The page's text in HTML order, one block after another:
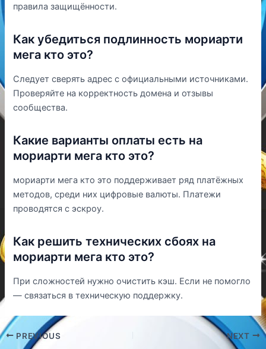
правила защищённости.
Как убедиться подлинность мориарти
мега кто это?
Следует сверять адрес с официальными источниками.
Проверяйте на корректность домена и отзывы
сообщества.
Какие варианты оплаты есть на
мориарти мега кто это?
мориарти мега кто это поддерживает ряд платёжных
методов, среди них цифровые валюты. Платежи
проводятся с эскроу.
Как решить технических сбоях на
мориарти мега кто это?
При сложностей нужно очистить кэш. Если не помогло
— связаться в техническую поддержку.
PREVIOUS NEXT